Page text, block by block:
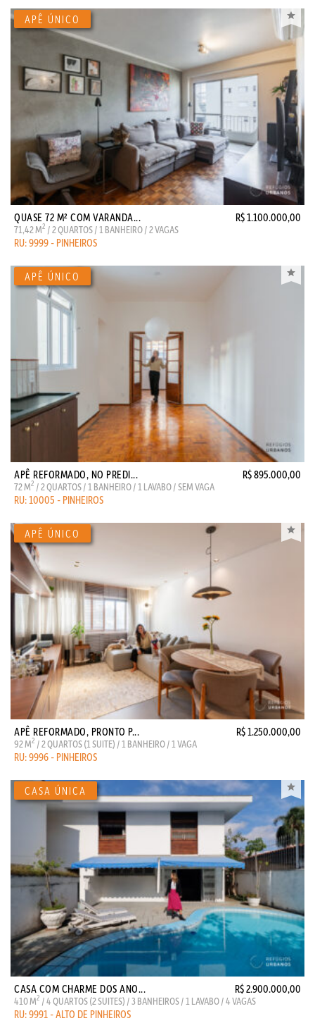
QUASE 72 M² COM VARANDA... R$ 1.100.000,00
71,42 M2 / 2 QUARTOS / 1 BANHEIRO / 2 VAGAS
RU: 9999 - PINHEIROS
APÊ REFORMADO, NO PREDI... R$ 895.000,00
72 M2 / 2 QUARTOS / 1 BANHEIRO / 1 LAVABO / SEM VAGA
RU: 10005 - PINHEIROS
APÊ REFORMADO, PRONTO P... R$ 1.250.000,00
92 M2 / 2 QUARTOS (1 SUITE) / 1 BANHEIRO / 1 VAGA
RU: 9996 - PINHEIROS
CASA COM CHARME DOS ANO... R$ 2.900.000,00
410 M2 / 4 QUARTOS (2 SUITES) / 3 BANHEIROS / 1 LAVABO / 4 VAGAS
RU: 9991 - ALTO DE PINHEIROS